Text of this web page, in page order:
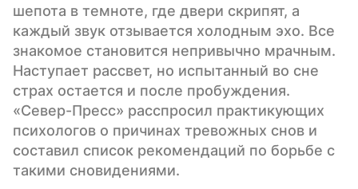
шепота в темноте, где двери скрипят, а
каждый звук отзывается холодным эхо. Все
знакомое становится непривычно мрачным.
Наступает рассвет, но испытанный во сне
страх остается и после пробуждения.
«Север-Пресс» расспросил практикующих
психологов о причинах тревожных снов и
составил список рекомендаций по борьбе с
такими сновидениями.